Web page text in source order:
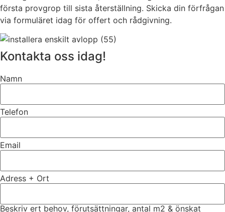
första provgrop till sista återställning. Skicka din förfrågan
via formuläret idag för offert och rådgivning.
Kontakta oss idag!
Namn
Telefon
Email
Adress + Ort
Beskriv ert behov, förutsättningar, antal m2 & önskat